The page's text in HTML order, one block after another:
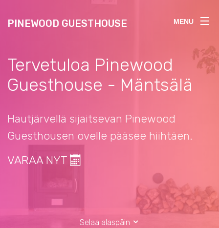
PINEWOOD GUESTHOUSE MENU
Tervetuloa Pinewood
Guesthouse - Mäntsälä
Hautjärvellä sijaitsevan Pinewood
Guesthousen ovelle pääsee hiihtäen.
VARAA NYT
Selaa alaspäin